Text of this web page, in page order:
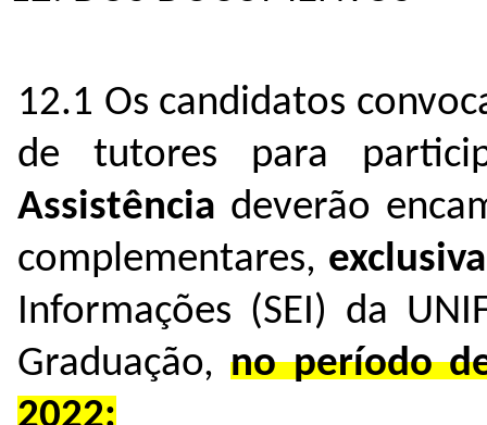
12.1 Os candidatos
de tutores para
Assistência deverão
complementares,
Informações (SEI) da
Graduação,no período